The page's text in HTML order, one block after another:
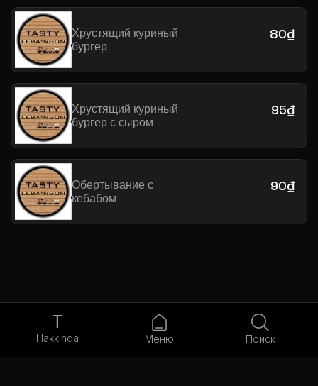
Хрустящий куриный
бургер
80₫
Хрустящий куриный
бургер с сыром
95₫
Обертывание с
кебабом
90₫
T
Hakkında Меню Поиск